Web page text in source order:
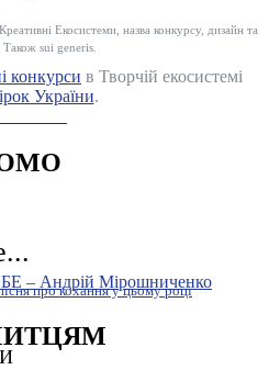
Екосистеми, назва конкурсу, дизайн та
Також sui generis.
конкурси в Творчій екосистемі
України.
про кохання у цьому році